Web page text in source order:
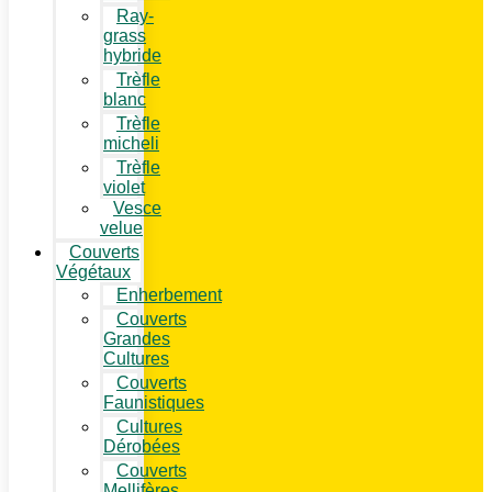
Ray-
grass
hybride
Trèfle
blanc
Trèfle
micheli
Trèfle
violet
Vesce
velue
Couverts
Végétaux
Enherbement
Couverts
Grandes
Cultures
Couverts
Faunistiques
Cultures
Dérobées
Couverts